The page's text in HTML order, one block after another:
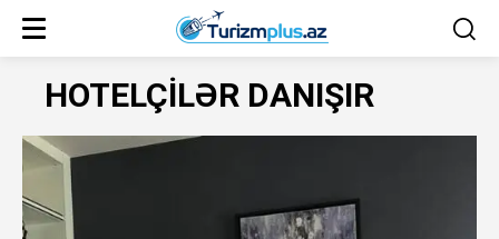
HOTELÇİLƏR DANIŞIR